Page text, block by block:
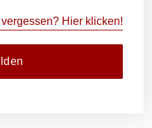
Hier klicken!